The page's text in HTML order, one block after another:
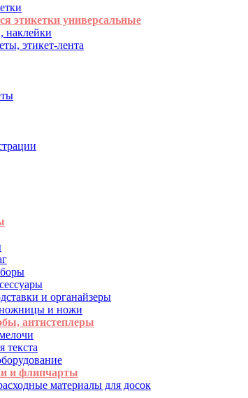
этикетки универсальные
наклейки
этикет-лента
и органайзеры
и ножи
антистеплеры
текста
и флипчарты
материалы для досок